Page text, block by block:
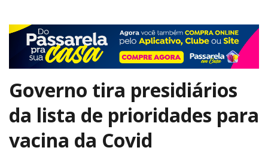
Governo tira presidiários
da lista de prioridades para
vacina da Covid